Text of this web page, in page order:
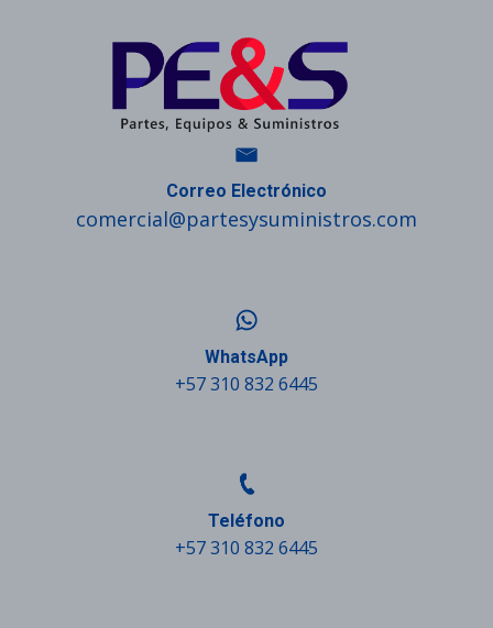
Correo Electrónico
comercial@partesysuministros.com
WhatsApp
+57 310 832 6445
Teléfono
+57 310 832 6445